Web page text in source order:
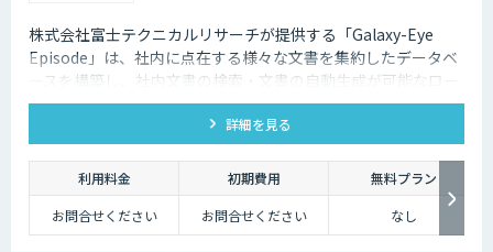
株式会社富士テクニカルリサーチが提供する「Galaxy-Eye
Episode」は、社内に点在する様々な文書を集約したデータベ
ースを構築し、社内文書の検索・文書の自動生成が可能なロー
カル対応文書管理AIシステムです。
詳細を見る
利用料金 初期費用
無料プラン
お問合せください
お問合せください なし